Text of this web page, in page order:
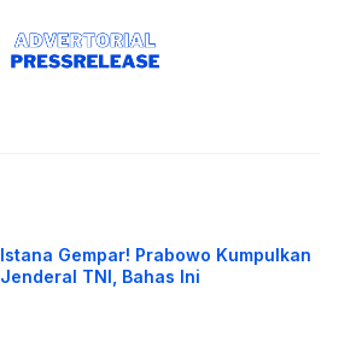
Istana Gempar! Prabowo Kumpulkan
Jenderal TNI, Bahas Ini